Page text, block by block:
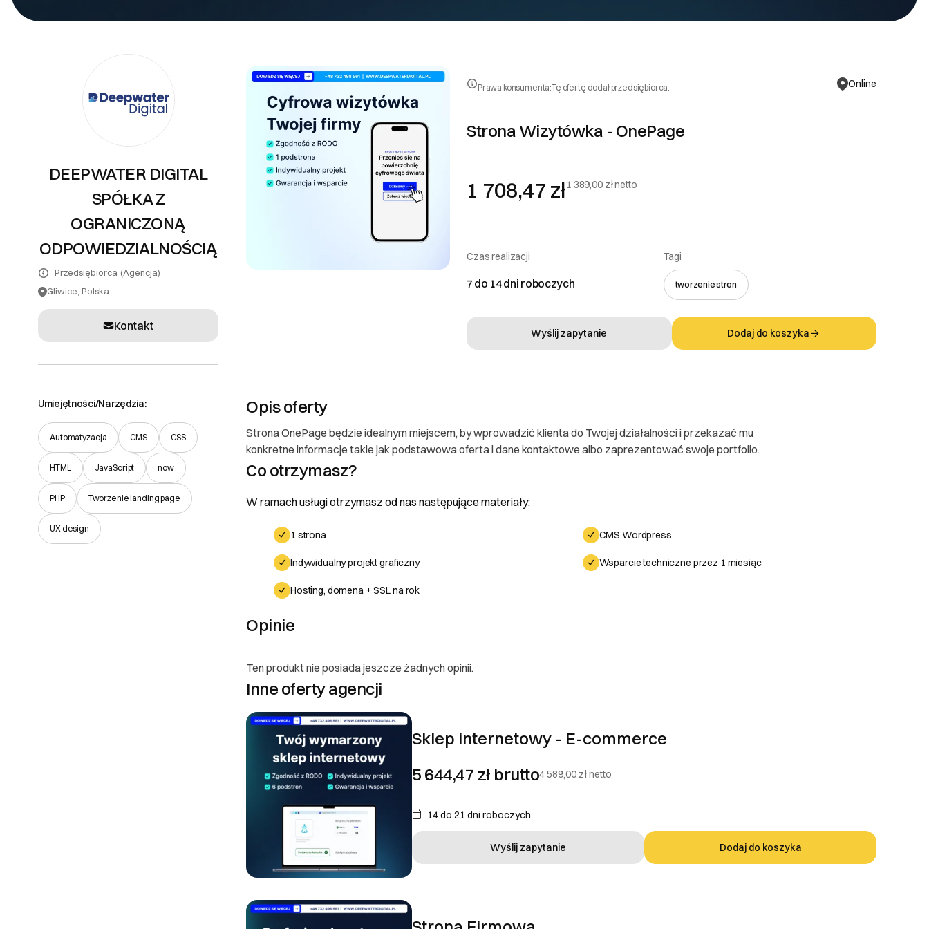
PR
Systemy teleinformatyczne
Inne usługi
DEEPWATER DIGITAL
SPÓŁKA Z
OGRANICZONĄ
ODPOWIEDZIALNOŚCIĄ
Przedsiębiorca (Agencja)
Gliwice, Polska
Kontakt
Umiejętności/Narzędzia:
Automatyzacja CMS CSS
HTML JavaScript now
PHP Tworzenie landing page
UX design
Prawa konsumenta
O Partnerze
I. Dane Sprzedającego
DEEPWATER DIGITAL SPÓŁKA Z OGRANICZONĄ ODPOWIEDZIALNOŚCIĄ
ul. Bojkowska 35A -
NIP: 6312722410
kontakt@deepwaterdigital.pl
Zobacz email
II. Anulacje zamówień i zwroty
można zrezygnować ze zlecenia, jednak należy zapłacić za etapy, które zostały zrealizowane. Z racji na
specyfikę świadczonych usług, nie istnieje możliwość zwrotu. Zamówienia realizuje: DEEPWATER DIGITAL
Prawa konsumenta:Tę ofertę dodał przedsiębiorca. Online
Strona Wizytówka - OnePage
1 708,47 zł1 389,00 zł netto
Czas realizacji
7 do 14 dni roboczych
Tagi
tworzenie stron
Wyślij zapytanie Dodaj do koszyka
Opis oferty
Strona OnePage będzie idealnym miejscem, by wprowadzić klienta do Twojej działalności i przekazać mu
konkretne informacje takie jak podstawowa oferta i dane kontaktowe albo zaprezentować swoje portfolio.
Co otrzymasz?
W ramach usługi otrzymasz od nas następujące materiały:
1 strona CMS Wordpress
Indywidualny projekt graficzny Wsparcie techniczne przez 1 miesiąc
Hosting, domena + SSL na rok
Opinie
Ten produkt nie posiada jeszcze żadnych opinii.
Inne oferty agencji
Sklep internetowy - E-commerce
14 do 21 dni roboczych
5 644,47 zł brutto4 589,00 złnetto
Wyślij zapytanie Dodaj do koszyka